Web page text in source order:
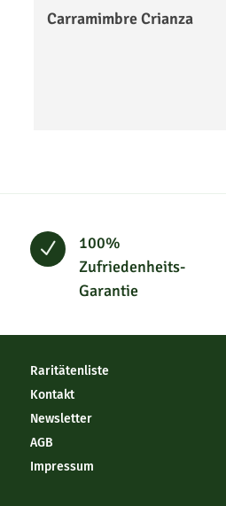
Carramimbre Crianza
N
100%
Zufriedenheits-
Garantie
Raritätenliste
Kontakt
Newsletter
AGB
Impressum